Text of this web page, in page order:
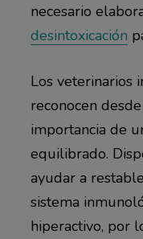
necesario
desintoxicación
Los veterinarios
reconocen
importancia de
equilibrado.
ayudar a
sistema
hiperactivo, por